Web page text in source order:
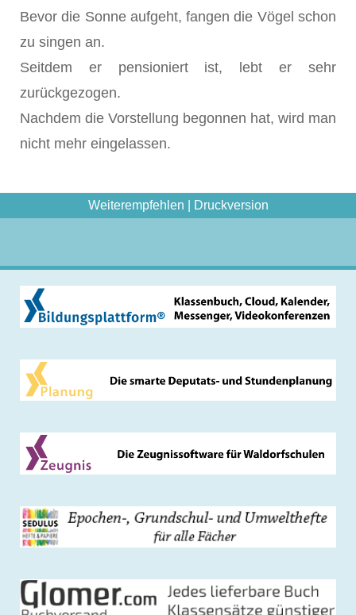
Bevor die Sonne aufgeht, fangen die Vögel schon
zu singen an.
Seitdem er pensioniert ist, lebt er sehr
zurückgezogen.
Nachdem die Vorstellung begonnen hat, wird man
nicht mehr eingelassen.
Weiterempfehlen Druckversion